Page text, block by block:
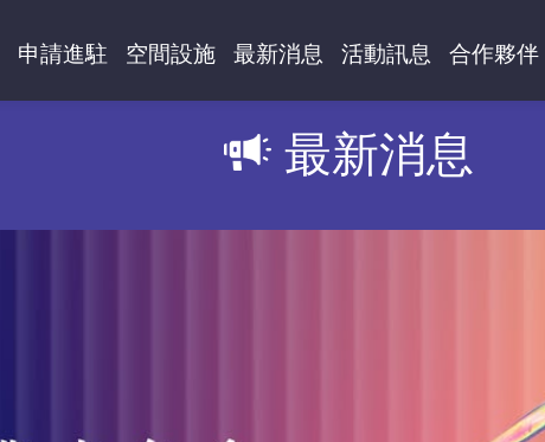
申請進駐 空間設施 最新消息 活動訊息 合作夥伴
最新消息